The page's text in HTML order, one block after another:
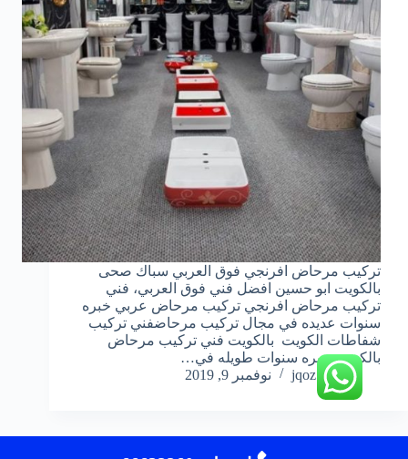
تركيب مرحاض افرنجي فوق العربي سباك صحى
بالكويت ابو حسين افضل فني فوق العربي، فني
تركيب مرحاض افرنجي تركيب مرحاض عربي خبره
سنوات عديده في مجال تركيب مرحاضفني تركيب
شفاطات الكويت بالكويت فني تركيب مرحاض
بالكويت خبره سنوات طويله في…
jqoz51ek
نوفمبر 9, 2019